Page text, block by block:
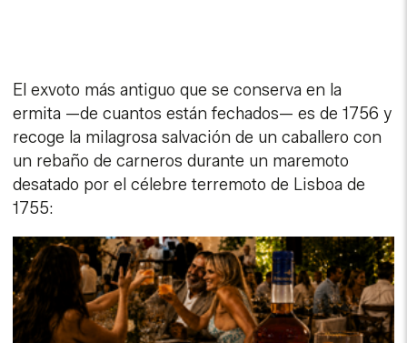
El exvoto más antiguo que se conserva en la
ermita —de cuantos están fechados— es de 1756 y
recoge la milagrosa salvación de un caballero con
un rebaño de carneros durante un maremoto
desatado por el célebre terremoto de Lisboa de
1755: